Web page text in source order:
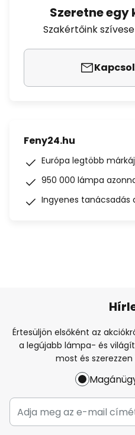
Szeretne
Szakértőink
Feny24.hu
Európa legtöbb
950 000 lámpa
Ingyenes tanácsadás
Értesüljön elsőként az
a legújabb lámpa- és
most és szerezzen